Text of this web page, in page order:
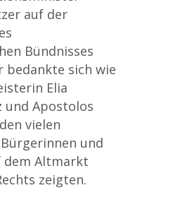
auf der
Bündnisses
bedankte sich wie
Elia
und Apostolos
vielen
und
dem Altmarkt
zeigten.